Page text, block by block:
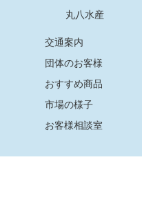
丸八水産
交通案内
団体のお客様
おすすめ商品
市場の様子
お客様相談室